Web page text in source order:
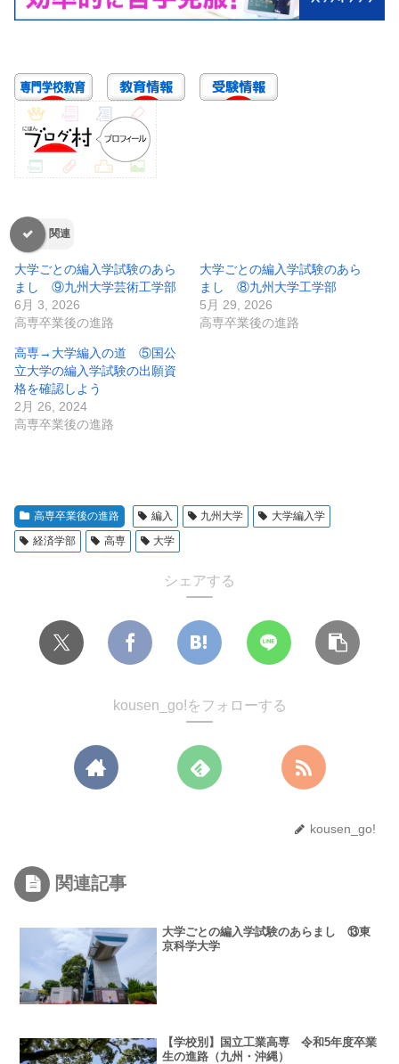
関連
大学ごとの編入学試験のあら
まし ⑨九州大学芸術工学部
6月 3, 2026
高専卒業後の進路
大学ごとの編入学試験のあら
まし ⑧九州大学工学部
5月 29, 2026
高専卒業後の進路
高専→大学編入の道 ⑤国公
立大学の編入学試験の出願資
格を確認しよう
2月 26, 2024
高専卒業後の進路
高専卒業後の進路 編入 九州大学
大学編入学
経済学部
高専 大学
シェアする
kousen_go!をフォローする
kousen_go!
関連記事
大学ごとの編入学試験のあらまし ⑬東
京科学大学
【学校別】国立工業高専 令和5年度卒業
生の進路（九州・沖縄）